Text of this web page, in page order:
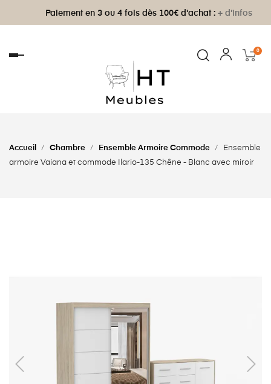
Paiement en 3 ou 4 fois dès 100€ d'achat :+ d'infos
Basculer
0
Accueil Chambre Ensemble Armoire Commode
Ensemble
armoire Vaiana et commode Ilario-135 Chêne - Blanc avec miroir